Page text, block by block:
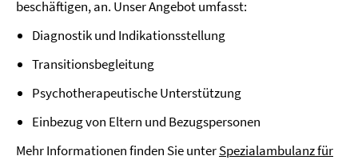
beschäftigen, an. Unser Angebot umfasst:
Diagnostik und Indikationsstellung
Transitionsbegleitung
Psychotherapeutische Unterstützung
Einbezug von Eltern und Bezugspersonen
Mehr Informationen finden Sie unterSpezialambulanz für